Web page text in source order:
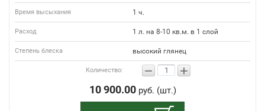
Время высыхания 1 ч.
Расход 1 л. на 8-10 кв.м. в 1 слой
Степень блеска высокий глянец
Количество: − +
10 900.00руб. (шт.)